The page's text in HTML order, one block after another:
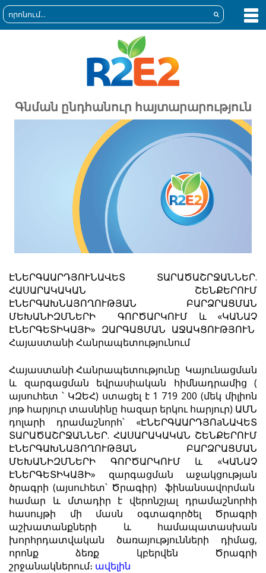
Գնման ընդհանուր հայտարարություն
ԷՆԵՐԳԱԱՐԴՅՈՒՆԱՎԵՏ ՏԱՐԱԾԱՇՐՋԱՆՆԵՐ.
ՀԱՍԱՐԱԿԱԿԱՆ ՇԵՆՔԵՐՈՒՄ
ԷՆԵՐԳԱԽՆԱՅՈՂՈՒԹՅԱՆ ԲԱՐՁՐԱՑՄԱՆ
ՄԵԽԱՆԻԶՄՆԵՐԻ ԳՈՐԾԱՐԿՈՒՄ և «ԿԱՆԱՉ
ԷՆԵՐԳԵՏԻԿԱՅԻ» ԶԱՐԳԱՑՄԱՆ ԱՋԱԿՑՈՒԹՅՈՒՆ
Հայաստանի Հանրապետությունում
Հայաստանի Հանրապետությունը Կայունացման
և զարգացման եվրասիական հիմնադրամից (
այսուհետ ՝ ԿԶԵՀ) ստացել է 1 719 200 (մեկ միլիոն
յոթ հարյուր տասնինը հազար երկու հարյուր) ԱՄՆ
դոլարի դրամաշնորհ՝ «ԷՆԵՐԳԱԱՐԴՅՈаՆԱՎԵՏ
ՏԱՐԱԾԱՇՐՋԱՆՆԵՐ. ՀԱՍԱՐԱԿԱԿԱՆ ՇԵՆՔԵՐՈՒՄ
ԷՆԵՐԳԱԽՆԱՅՈՂՈՒԹՅԱՆ ԲԱՐՁՐԱՑՄԱՆ
ՄԵԽԱՆԻԶՄՆԵՐԻ ԳՈՐԾԱՐԿՈՒՄ և «ԿԱՆԱՉ
ԷՆԵՐԳԵՏԻԿԱՅԻ» զարգացման աջակցության
ծրագրի (այսուհետ՝ Ծրագիր) ֆինանսավորման
համար և մտադիր է վերոնշյալ դրամաշնորհի
հասույթի մի մասն օգտագործել Ծրագրի
աշխատանքների և համապատասխան
խորհրդատվական ծառայությունների դիմաց,
որոնք ձեռք կբերվեն Ծրագրի
շրջանակներում։ ավելին